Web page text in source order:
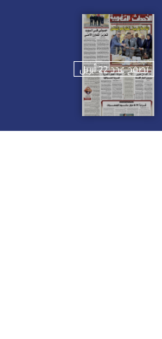
تصفح عدد 22 أبريل